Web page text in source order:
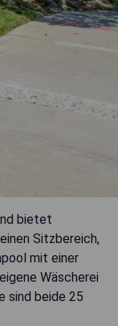
bietet
Sitzbereich,
mit einer
Wäscherei
sind beide 25